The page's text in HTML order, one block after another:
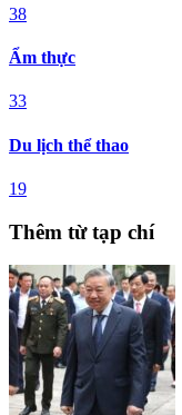
38
Ẩm thực
33
Du lịch thể thao
19
Thêm từ tạp chí